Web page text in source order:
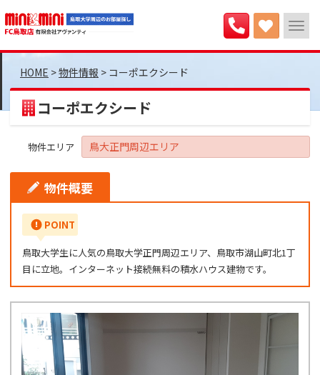
>物件情報 > コーポエクシード
コーポエクシード
物件エリア 鳥大正門周辺エリア
物件概要
POINT
鳥取大学生に人気の鳥取大学正門周辺エリア、鳥取市湖山町北1丁
目に立地。インターネット接続無料の積水ハウス建物です。